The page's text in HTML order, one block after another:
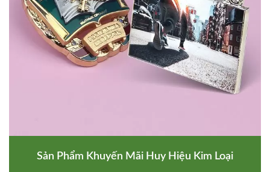
Sản Phẩm Khuyến Mãi Huy Hiệu Kim Loại